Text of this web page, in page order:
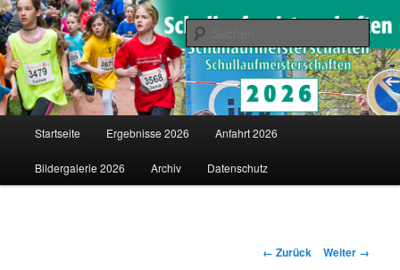
Schullaufmeisterschaften
Saarländische Schullaufmeisterschaften in Merzig
Zum
Inhalt
Startseite Ergebnisse 2026 Anfahrt 2026
Bildergalerie 2026 Archiv Datenschutz
Bilder-
← Zurück Weiter →